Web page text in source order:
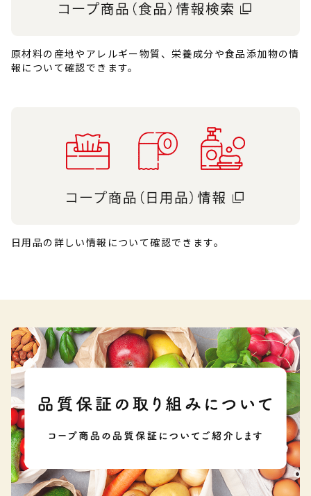
原材料の産地やアレルギー物質、栄養成分や食品添加物の情
報について確認できます。
日用品の詳しい情報について確認できます。